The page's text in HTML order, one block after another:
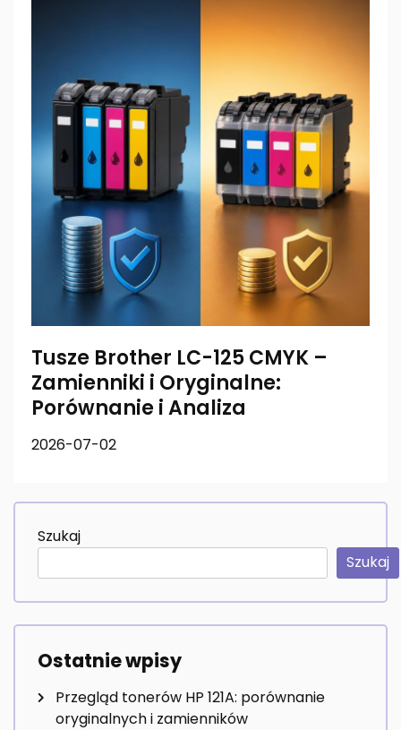
Tusze Brother LC-125 CMYK –
Zamienniki i Oryginalne:
Porównanie i Analiza
2026-07-02
Szukaj
Szukaj
Ostatnie wpisy
Przegląd tonerów HP 121A: porównanie
oryginalnych i zamienników